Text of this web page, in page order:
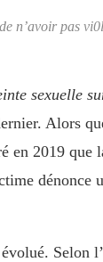
n’avoir pas
sexuelle
Alors
en 2019 que
dénonce
Selon